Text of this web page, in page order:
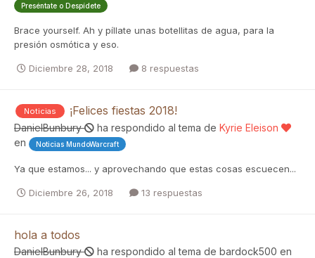
Preséntate o Despídete
Brace yourself. Ah y píllate unas botellitas de agua, para la
presión osmótica y eso.
Diciembre 28, 2018 8 respuestas
Noticias ¡Felices fiestas 2018!
DanielBunbury ha respondido al tema de Kyrie Eleison
en
Noticias MundoWarcraft
Ya que estamos... y aprovechando que estas cosas escuecen...
Diciembre 26, 2018 13 respuestas
hola a todos
DanielBunbury ha respondido al tema de bardock500 en